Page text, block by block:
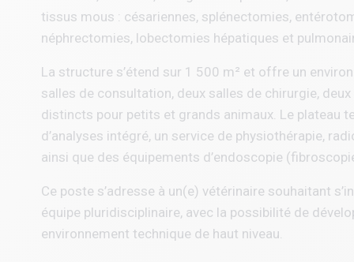
tissus mous : césariennes, splénectomies,
néphrectomies, lobectomies hépatiques et
La structure s’étend sur 1 500 m² et offre un
salles de consultation, deux salles de chirurgie,
distincts pour petits et grands animaux. Le plateau
d’analyses intégré, un service de physiothérapie,
ainsi que des équipements d’endoscopie
Ce poste s’adresse à un(e) vétérinaire souhaitant
équipe pluridisciplinaire, avec la possibilité de
environnement technique de haut niveau.